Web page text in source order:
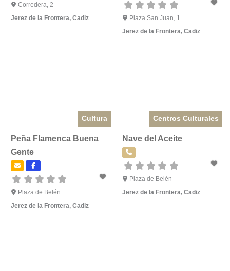
Corredera, 2
Jerez de la Frontera, Cadiz
Plaza San Juan, 1
Jerez de la Frontera,Cadiz
Cultura
Peña Flamenca Buena
Gente
Plaza de Belén
Jerez de la Frontera, Cadiz
Centros Culturales
Nave del Aceite
Plaza de Belén
Jerez de la Frontera,Cadiz